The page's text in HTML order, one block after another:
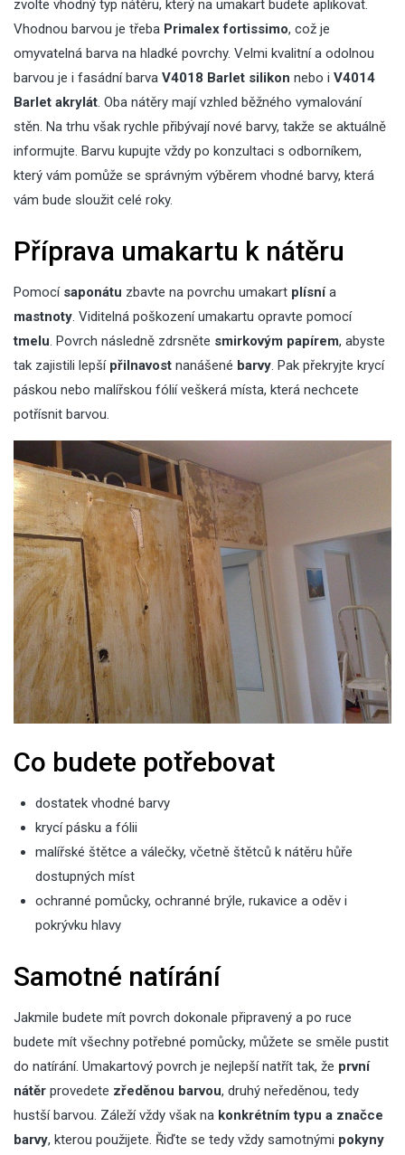
zvolte vhodný typ nátěru, který na umakart budete aplikovat.
Vhodnou barvou je třeba Primalex fortissimo, což je
omyvatelná barva na hladké povrchy. Velmi kvalitní a odolnou
barvou je i fasádní barva V4018 Barlet silikon nebo i V4014
Barlet akrylát. Oba nátěry mají vzhled běžného vymalování
stěn. Na trhu však rychle přibývají nové barvy, takže se aktuálně
informujte. Barvu kupujte vždy po konzultaci s odborníkem,
který vám pomůže se správným výběrem vhodné barvy, která
vám bude sloužit celé roky.
Příprava umakartu k nátěru
Pomocí saponátu zbavte na povrchu umakart plísnía
mastnoty. Viditelná poškození umakartu opravte pomocí
tmelu. Povrch následně zdrsněte smirkovým papírem, abyste
tak zajistili lepší přilnavost nanášené barvy. Pak překryjte krycí
páskou nebo malířskou fólií veškerá místa, která nechcete
potřísnit barvou.
Co budete potřebovat
dostatek vhodné barvy
krycí pásku a fólii
malířské štětce a válečky, včetně štětců k nátěru hůře
dostupných míst
ochranné pomůcky, ochranné brýle, rukavice a oděv i
pokrývku hlavy
Samotné natírání
Jakmile budete mít povrch dokonale připravený a po ruce
budete mít všechny potřebné pomůcky, můžete se směle pustit
do natírání. Umakartový povrch je nejlepší natřít tak, že první
nátěr provedete zředěnou barvou, druhý neředěnou, tedy
hustší barvou. Záleží vždy však na konkrétním typu a značce
barvy, kterou použijete. Řiďte se tedy vždy samotnými pokyny